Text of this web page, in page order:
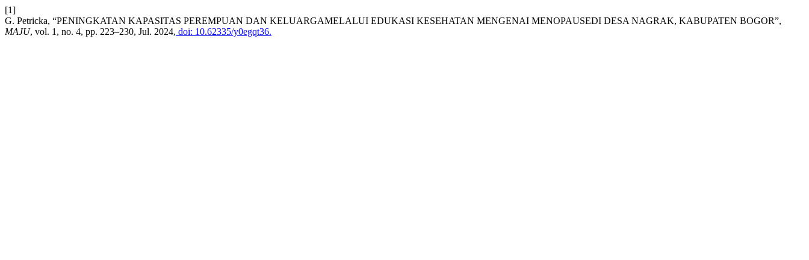
[1]
G. Petricka, “PENINGKATAN KAPASITAS PEREMPUAN DAN KELUARGAMELALUI EDUKASI KESEHATAN MENGENAI MENOPAUSEDI DESA NAGRAK, KABUPATEN BOGOR”,
MAJU, vol. 1, no. 4, pp. 223–230, Jul. 2024, doi: 10.62335/y0egqt36.